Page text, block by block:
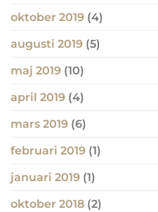
oktober 2019 (4)
augusti 2019 (5)
maj 2019 (10)
april 2019 (4)
mars 2019 (6)
februari 2019 (1)
januari 2019 (1)
oktober 2018 (2)